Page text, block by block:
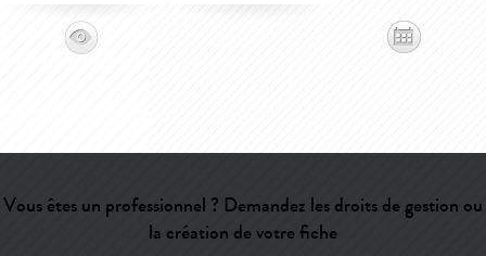
Vous êtes un professionnel ? Demandez les droits de gestion ou
la création de votre fiche